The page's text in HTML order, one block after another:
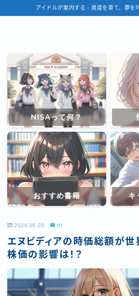
アイドルが案内する - 資産を育て、夢を
NISAって何？
おすすめ書籍 キ
2024.06.20 AI
エヌビディアの時価総額が世
株価の影響は！？